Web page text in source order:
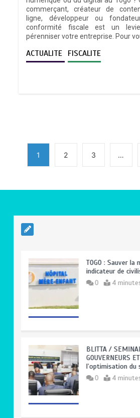
commerçant, créateur de
ligne, développeur ou
conformité fiscale est un
pérenniser votre entreprise. Pour
ACTUALITE FISCALITE
1 2 3 …
BLITTA /
GOUVERNEURS ET
l’optimisation du
4 minutes
TOGO : Sauver la
indicateur de
0 4 minutes
BLITTA /
GOUVERNEURS
l’optimisation du
0 4 minutes